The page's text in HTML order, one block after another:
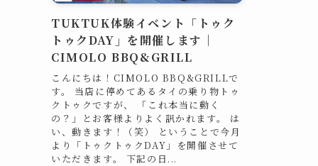
TUKTUK体験イベント「トゥク
トゥクDAY」を開催します｜
CIMOLO BBQ&GRILL
こんにちは！CIMOLO BBQ&GRILLで
す。 当店に停めてあるタイの乗り物トゥ
クトゥクですが、 「これ本当に動く
の？」とお客様よりよく訊かれます。 は
い、動きます！（笑） ということで今月
より「トゥクトゥクDAY」を開催させて
いただきます。 下記の日...